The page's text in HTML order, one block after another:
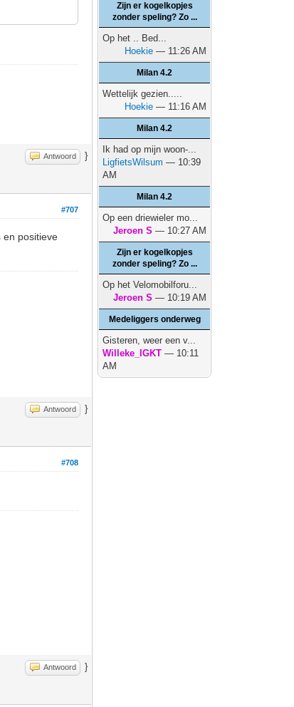
Antwoord }
#707
en positieve
Antwoord }
#708
Antwoord }
Zijn er kogelkopjes
zonder speling? Zo ...
Op het .. Bed...
Hoekie — 11:26 AM
Milan 4.2
Wettelijk gezien.....
Hoekie — 11:16 AM
Milan 4.2
Ik had op mijn woon-...
LigfietsWilsum — 10:39
AM
Milan 4.2
Op een driewieler mo...
Jeroen S — 10:27 AM
Zijn er kogelkopjes
zonder speling? Zo ...
Op het Velomobilforu...
Jeroen S — 10:19 AM
Medeliggers onderweg
Gisteren, weer een v...
Willeke_IGKT — 10:11
AM